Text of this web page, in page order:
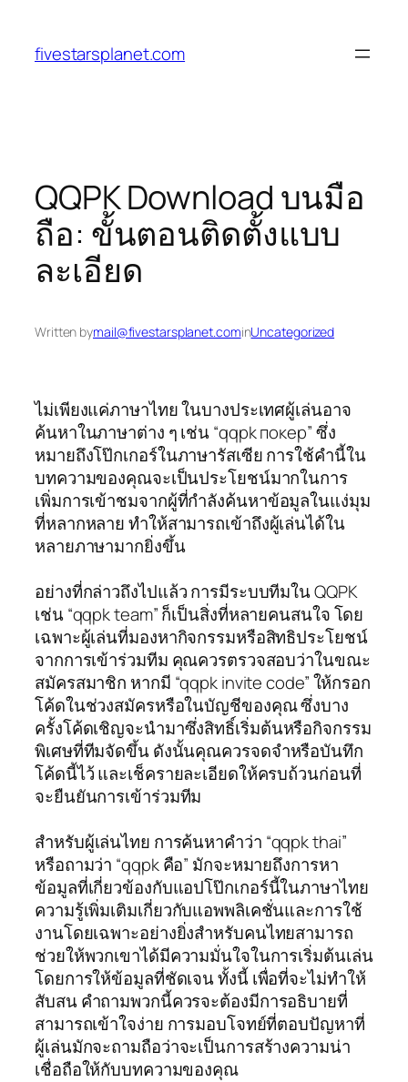
content
fivestarsplanet.com
QQPK Download บนมือ
ถือ: ขั้นตอนติดตั้งแบบ
ละเอียด
Written bymail@fivestarsplanet.cominUncategorized
ไม่เพียงแค่ภาษาไทย ในบางประเทศผู้เล่นอาจ
ค้นหาในภาษาต่าง ๆ เช่น “qqpk покер” ซึ่ง
หมายถึงโป๊กเกอร์ในภาษารัสเซีย การใช้คำนี้ใน
บทความของคุณจะเป็นประโยชน์มากในการ
เพิ่มการเข้าชมจากผู้ที่กำลังค้นหาข้อมูลในแง่มุม
ที่หลากหลาย ทำให้สามารถเข้าถึงผู้เล่นได้ใน
หลายภาษามากยิ่งขึ้น
อย่างที่กล่าวถึงไปแล้ว การมีระบบทีมใน QQPK
เช่น “qqpk team” ก็เป็นสิ่งที่หลายคนสนใจ โดย
เฉพาะผู้เล่นที่มองหากิจกรรมหรือสิทธิประโยชน์
จากการเข้าร่วมทีม คุณควรตรวจสอบว่าในขณะ
สมัครสมาชิก หากมี “qqpk invite code” ให้กรอก
โค้ดในช่วงสมัครหรือในบัญชีของคุณ ซึ่งบาง
ครั้งโค้ดเชิญจะนำมาซึ่งสิทธิ์เริ่มต้นหรือกิจกรรม
พิเศษที่ทีมจัดขึ้น ดังนั้นคุณควรจดจำหรือบันทึก
โค้ดนี้ไว้ และเช็ครายละเอียดให้ครบถ้วนก่อนที่
จะยืนยันการเข้าร่วมทีม
สำหรับผู้เล่นไทย การค้นหาคำว่า “qqpk thai”
หรือถามว่า “qqpk คือ” มักจะหมายถึงการหา
ข้อมูลที่เกี่ยวข้องกับแอปโป๊กเกอร์นี้ในภาษาไทย
ความรู้เพิ่มเติมเกี่ยวกับแอพพลิเคชั่นและการใช้
งานโดยเฉพาะอย่างยิ่งสำหรับคนไทยสามารถ
ช่วยให้พวกเขาได้มีความมั่นใจในการเริ่มต้นเล่น
โดยการให้ข้อมูลที่ชัดเจน ทั้งนี้ เพื่อที่จะไม่ทำให้
สับสน คำถามพวกนี้ควรจะต้องมีการอธิบายที่
สามารถเข้าใจง่าย การมอบโจทย์ที่ตอบปัญหาที่
ผู้เล่นมักจะถามถือว่าจะเป็นการสร้างความน่า
เชื่อถือให้กับบทความของคุณ